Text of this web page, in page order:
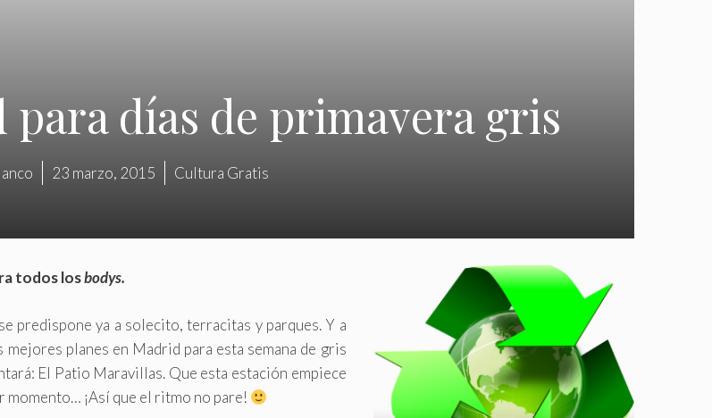
para días de primavera gris
23 marzo, 2015 Cultura Gratis
todos losbodys.
predispone ya a solecito, terracitas y parques. Y a
planes en Madrid para esta semana de gris
El Patio Maravillas. Que esta estación empiece
¡Así que el ritmo no pare!